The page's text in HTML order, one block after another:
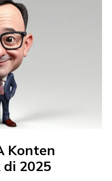
Konten
2025